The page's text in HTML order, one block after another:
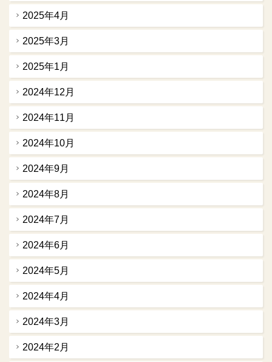
2025年4月
2025年3月
2025年1月
2024年12月
2024年11月
2024年10月
2024年9月
2024年8月
2024年7月
2024年6月
2024年5月
2024年4月
2024年3月
2024年2月